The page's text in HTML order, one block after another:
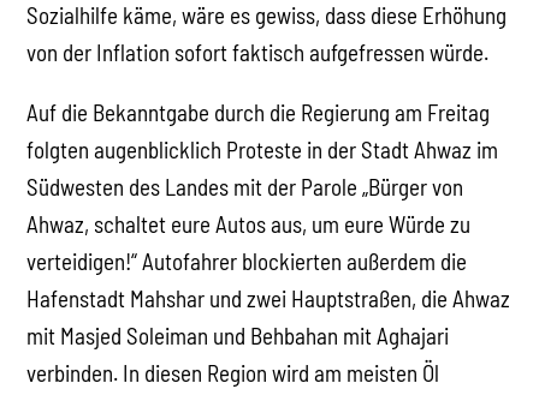
Sozialhilfe käme, wäre es gewiss, dass diese Erhöhung
von der Inflation sofort faktisch aufgefressen würde.
Auf die Bekanntgabe durch die Regierung am Freitag
folgten augenblicklich Proteste in der Stadt Ahwaz im
Südwesten des Landes mit der Parole „Bürger von
Ahwaz, schaltet eure Autos aus, um eure Würde zu
verteidigen!“ Autofahrer blockierten außerdem die
Hafenstadt Mahshar und zwei Hauptstraßen, die Ahwaz
mit Masjed Soleiman und Behbahan mit Aghajari
verbinden. In diesen Region wird am meisten Öl